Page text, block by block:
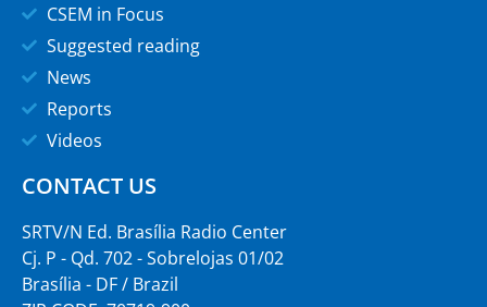
CSEM in Focus
Suggested reading
News
Reports
Videos
CONTACT US
SRTV/N Ed. Brasília Radio Center
Cj. P - Qd. 702 - Sobrelojas 01/02
Brasília - DF / Brazil